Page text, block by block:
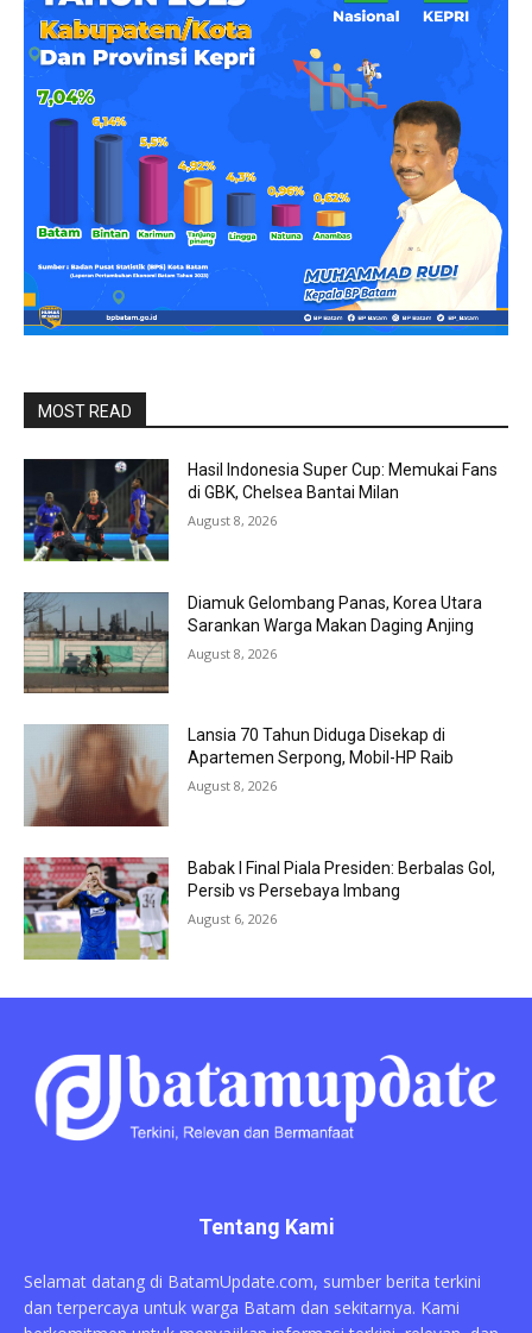
MOST READ
Hasil Indonesia Super Cup: Memukai Fans
di GBK, Chelsea Bantai Milan
August 8, 2026
Diamuk Gelombang Panas, Korea Utara
Sarankan Warga Makan Daging Anjing
August 8, 2026
Lansia 70 Tahun Diduga Disekap di
Apartemen Serpong, Mobil-HP Raib
August 8, 2026
Babak I Final Piala Presiden: Berbalas Gol,
Persib vs Persebaya Imbang
August 6, 2026
Tentang Kami
Selamat datang di BatamUpdate.com, sumber berita terkini
dan terpercaya untuk warga Batam dan sekitarnya. Kami